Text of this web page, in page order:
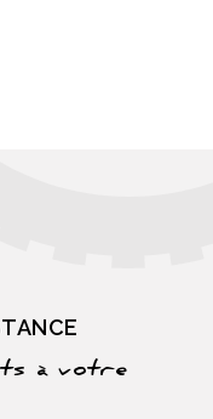
à votre